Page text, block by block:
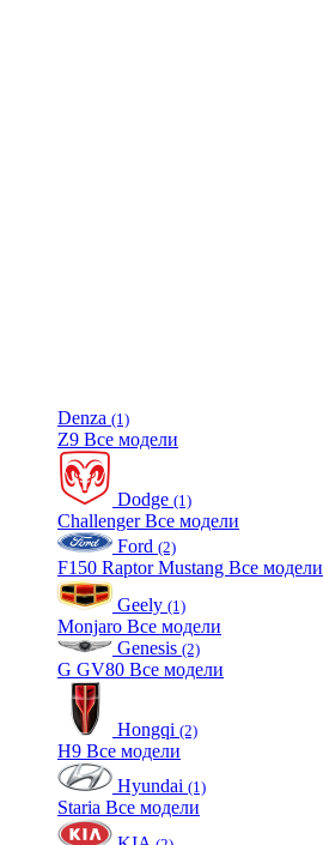
Denza (1)
Z9 Все модели
Dodge (1)
ChallengerВсе модели
Ford (2)
F150 RaptorMustang Все модели
Geely (1)
Monjaro Все модели
Genesis (2)
G GV80 Все модели
Hongqi (2)
H9 Все модели
Hyundai (1)
Staria Все модели